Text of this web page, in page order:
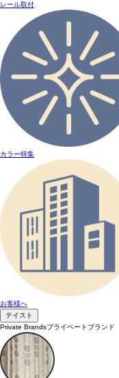
レール取付
カラー特集
お客様へ
テイスト
Private Brandsプライベートブランド